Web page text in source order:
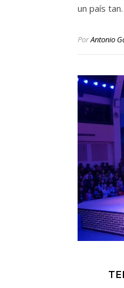
un país
PorAntonio